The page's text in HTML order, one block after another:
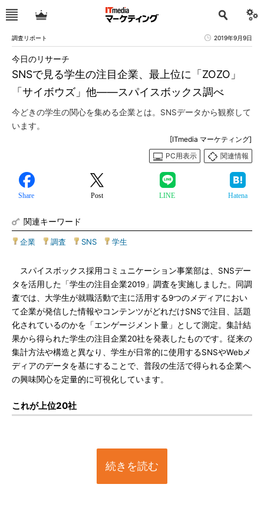
調査リポート 2019年9月9日
SNSで見る学生の注目企業、最上位に「ZOZO」
「サイボウズ」他――スパイスボックス調べ
今日のリサーチ
今どきの学生の関心を集める企業とは。SNSデータから観察して
います。
[ITmedia マーケティング]
PC用表示
関連情報
Share Post LINE Hatena
関連キーワード
企業 調査 SNS 学生
スパイスボックス採用コミュニケーション事業部は、SNSデー
タを活用した「学生の注目企業2019」調査を実施しました。同調
査では、大学生が就職活動で主に活用する9つのメディアにおい
て企業が発信した情報やコンテンツがどれだけSNSで注目、話題
化されているのかを「エンゲージメント量」として測定。集計結
果から得られた学生の注目企業20社を発表したものです。従来の
集計方法や構造と異なり、学生が日常的に使用するSNSやWebメ
ディアのデータを基にすることで、普段の生活で得られる企業へ
の興味関心を定量的に可視化しています。
これが上位20社
続きを読む